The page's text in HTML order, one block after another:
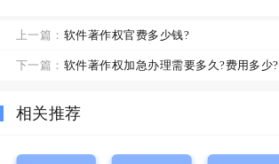
上一篇： 软件著作权官费多少钱?
下一篇： 软件著作权加急办理需要多久?费用多少?
相关推荐